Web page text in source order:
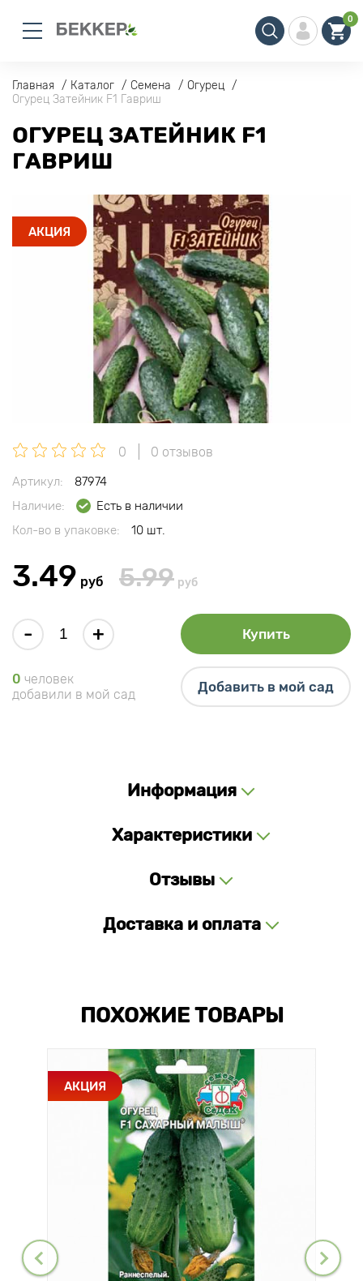
0
Главная Каталог Семена
Огурец
Огурец Затейник F1 Гавриш
ОГУРЕЦ ЗАТЕЙНИК F1
ГАВРИШ
АКЦИЯ
0 0 отзывов
Артикул:
87974
Наличие:
Есть в наличии
Кол-во в упаковке:
10 шт.
3.49 руб 5.99 руб
- + Купить
0 человек
добавили в мой сад
Добавить в мой сад
Информация
Характеристики
Отзывы
Доставка и оплата
ПОХОЖИЕ ТОВАРЫ
АКЦИЯ